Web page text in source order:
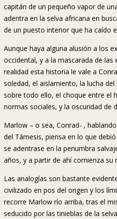
capitán de un pequeño vapor de
adentra en la selva africana en
de un puesto interior que ha caído
Aunque haya alguna alusión a los
occidental, y a la mascarada de las
realidad esta historia le vale a
soledad, el aislamiento, la lucha
sobre todo ello, el choque entre el
normas sociales, y la oscuridad de
Marlow – o sea, Conrad- ,
del Támesis, piensa en lo que
se adentrase en la penumbra
años, y a partir de ahí comienza su
Las analogías son bastante
civilizado en pos del origen y los
recorre Marlow río arriba, tras el
seducido por las tinieblas de la